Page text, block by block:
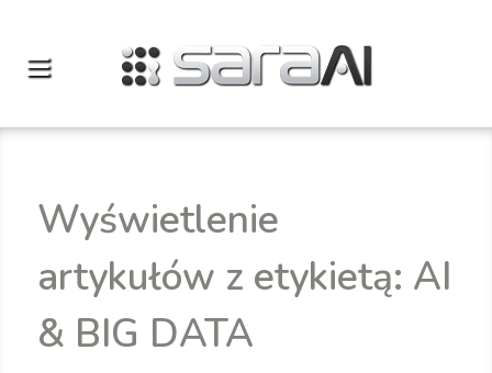
Wyświetlenie
artykułów z etykietą: AI
& BIG DATA